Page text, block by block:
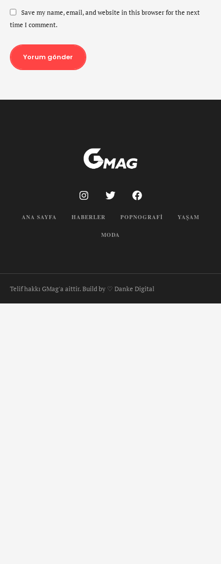
Save my name, email, and website in this browser for the next
time I comment.
Yorum gönder
ANA SAYFA HABERLER POPNOGRAFI YAŞAM
MODA
Telif hakkı GMag'a aittir. Build by ♡ Danke Digital